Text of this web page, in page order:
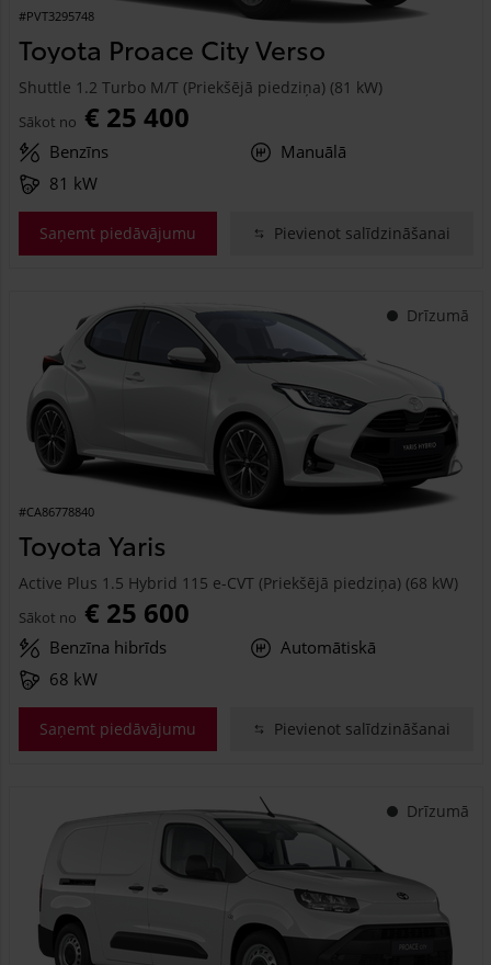
#PVT3295748
Toyota Proace City Verso
Shuttle 1.2 Turbo M/T (Priekšējā piedziņa) (81 kW)
Sākot no € 25 400
Benzīns
Manuālā
81 kW
Saņemt piedāvājumu Pievienot salīdzināšanai
Drīzumā
#CA86778840
Toyota Yaris
Active Plus 1.5 Hybrid 115 e-CVT (Priekšējā piedziņa) (68 kW)
Sākot no € 25 600
Benzīna hibrīds
Automātiskā
68 kW
Saņemt piedāvājumu Pievienot salīdzināšanai
Drīzumā